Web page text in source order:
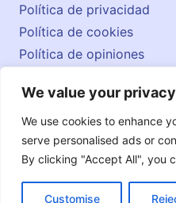
We value your privacy
We use cookies to enhance
serve personalised ads or
By clicking "Accept All", you
Customise
© 2026 englishatlas.es
Política de privacidad
Política de cookies
Política de opiniones
Contacto